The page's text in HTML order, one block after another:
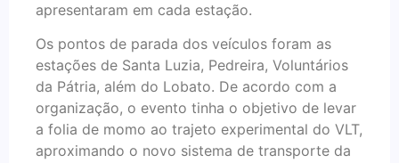
apresentaram em cada estação.
Os pontos de parada dos veículos foram as
estações de Santa Luzia, Pedreira, Voluntários
da Pátria, além do Lobato. De acordo com a
organização, o evento tinha o objetivo de levar
a folia de momo ao trajeto experimental do VLT,
aproximando o novo sistema de transporte da